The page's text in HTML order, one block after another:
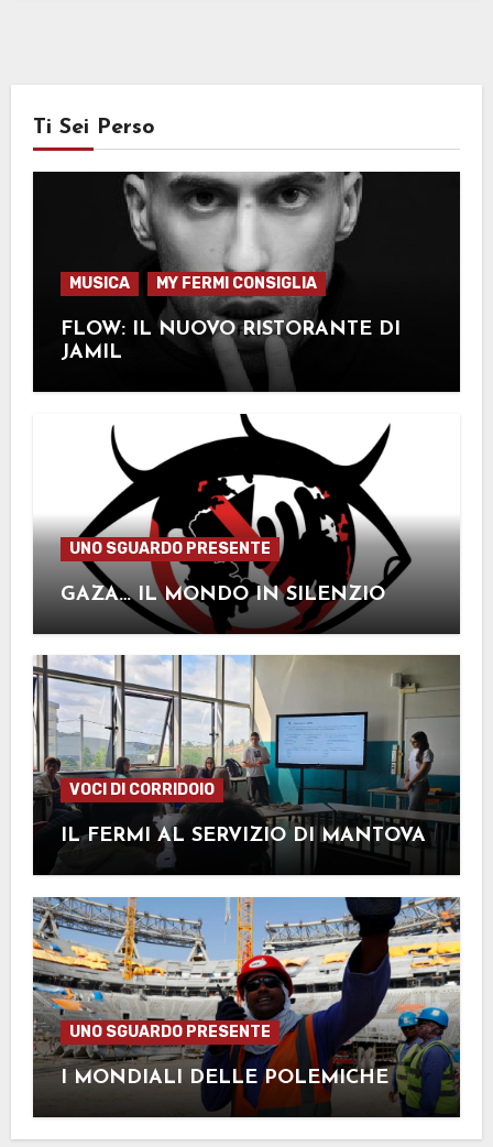
Ti Sei Perso
MUSICA MY FERMI CONSIGLIA
FLOW: IL NUOVO RISTORANTE DI
JAMIL
UNO SGUARDO PRESENTE
GAZA… IL MONDO IN SILENZIO
VOCI DI CORRIDOIO
IL FERMI AL SERVIZIO DI MANTOVA
UNO SGUARDO PRESENTE
I MONDIALI DELLE POLEMICHE